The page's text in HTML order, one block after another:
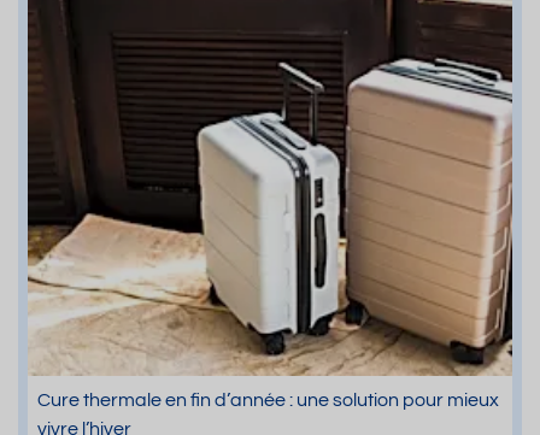
Cure thermale en fin d’année : une solution pour mieux
vivre l’hiver